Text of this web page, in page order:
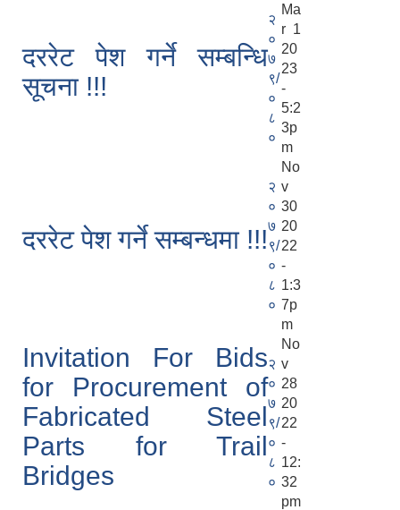
दररेट पेश गर्ने सम्बन्धि
सूचना !!!
२
०
७
९/
०
८
०
Ma
r 1
20
23
-
5:2
3p
m
दररेट पेश गर्ने सम्बन्धमा !!!
२
०
७
९/
०
८
०
No
v
30
20
22
-
1:3
7p
m
Invitation For Bids
for Procurement of
Fabricated Steel
Parts for Trail
Bridges
२
०
७
९/
०
८
०
No
v
28
20
22
-
12:
32
pm